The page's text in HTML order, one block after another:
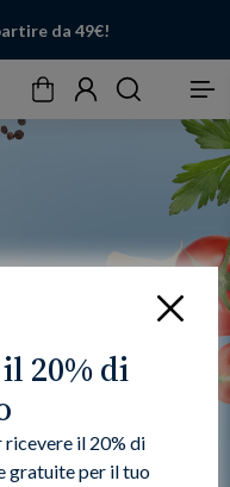
da 49€!
CarrelloAccountCerca Menu
Chiudi
20% di
il 20% di
gratuite per il tuo